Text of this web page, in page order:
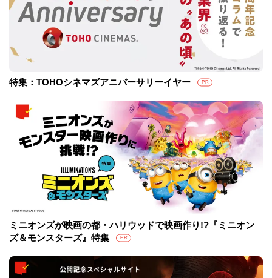
特集：TOHOシネマズアニバーサリーイヤー PR
ミニオンズが映画の都・ハリウッドで映画作り!?『ミニオン
ズ＆モンスターズ』特集
PR